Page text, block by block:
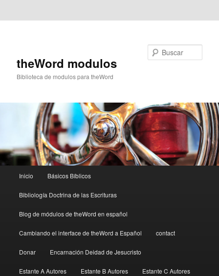
theWord modulos
Biblioteca de modulos para theWord
principal
Inicio Básicos Bíblicos
Bibliología Doctrina de las Escrituras
Blog de módulos de theWord en español
Cambiando el interface de theWord a Español contact
Donar Encarnación Deidad de Jesucristo
Estante A Autores Estante B Autores Estante C Autores